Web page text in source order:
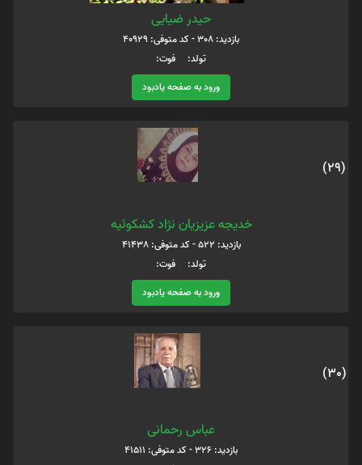
حیدر ضیایی
بازدید: 308 - کد متوفی: 40929
تولد: فوت:
ورود به صفحه یادبود
(29)
خدیجه عزیزیان نژاد کشکوئیه
بازدید: 522 - کد متوفی: 41438
تولد: فوت:
ورود به صفحه یادبود
(30)
عباس رحمانی
بازدید: 326 - کد متوفی: 41511